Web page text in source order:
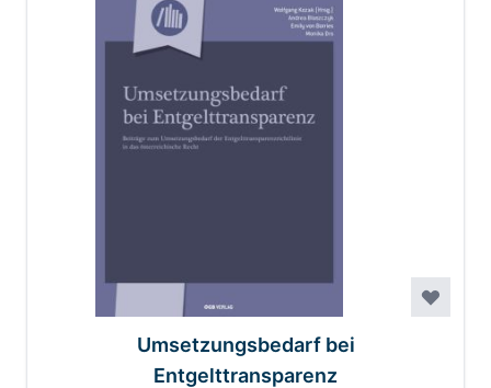
Umsetzungsbedarf bei
Entgelttransparenz